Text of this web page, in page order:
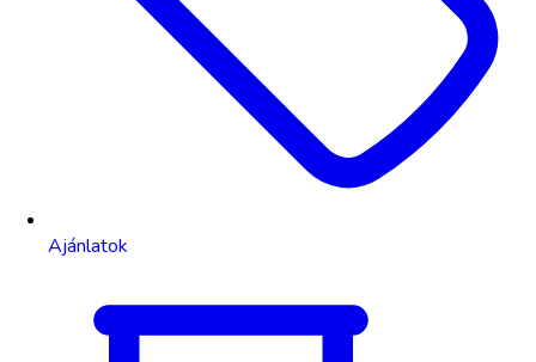
Ajánlatok